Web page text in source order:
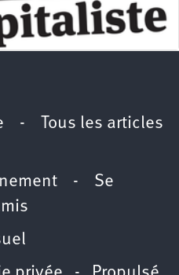
-
Tous les articles
- Se